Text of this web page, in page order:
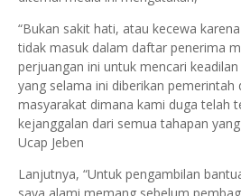
“Bukan sakit hati, atau kecewa
tidak masuk dalam daftar penerima
perjuangan ini untuk mencari
yang selama ini diberikan pemerintah
masyarakat dimana kami duga telah
kejanggalan dari semua tahapan
Ucap Jeben
Lanjutnya, “Untuk pengambilan